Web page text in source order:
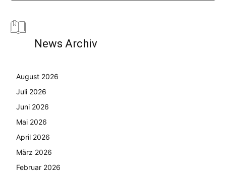
News Archiv
August 2026
Juli 2026
Juni 2026
Mai 2026
April 2026
März 2026
Februar 2026